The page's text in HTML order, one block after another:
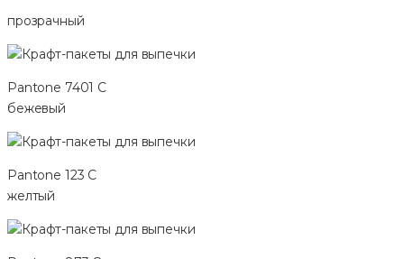
прозрачный
Pantone 7401 C
бежевый
Pantone 123 C
желтый